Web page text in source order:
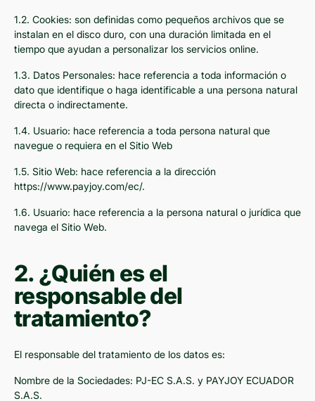
1.2. Cookies: son definidas como pequeños archivos que se
instalan en el disco duro, con una duración limitada en el
tiempo que ayudan a personalizar los servicios online.
1.3. Datos Personales: hace referencia a toda información o
dato que identifique o haga identificable a una persona natural
directa o indirectamente.
1.4. Usuario: hace referencia a toda persona natural que
navegue o requiera en el Sitio Web
1.5. Sitio Web: hace referencia a la dirección
https://www.payjoy.com/ec/.
1.6. Usuario: hace referencia a la persona natural o jurídica que
navega el Sitio Web.
2. ¿Quién es el
responsable del
tratamiento?
El responsable del tratamiento de los datos es:
Nombre de la Sociedades: PJ-EC S.A.S. y PAYJOY ECUADOR
S.A.S.